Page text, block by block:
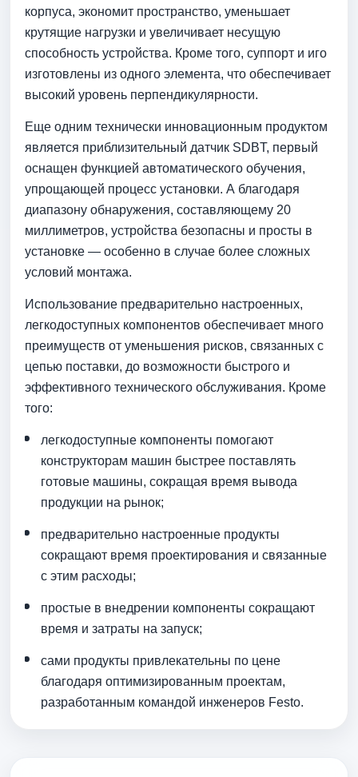
корпуса, экономит пространство, уменьшает
крутящие нагрузки и увеличивает несущую
способность устройства. Кроме того, суппорт и иго
изготовлены из одного элемента, что обеспечивает
высокий уровень перпендикулярности.
Еще одним технически инновационным продуктом
является приблизительный датчик SDBT, первый
оснащен функцией автоматического обучения,
упрощающей процесс установки. А благодаря
диапазону обнаружения, составляющему 20
миллиметров, устройства безопасны и просты в
установке — особенно в случае более сложных
условий монтажа.
Использование предварительно настроенных,
легкодоступных компонентов обеспечивает много
преимуществ от уменьшения рисков, связанных с
цепью поставки, до возможности быстрого и
эффективного технического обслуживания. Кроме
того:
легкодоступные компоненты помогают
конструкторам машин быстрее поставлять
готовые машины, сокращая время вывода
продукции на рынок;
предварительно настроенные продукты
сокращают время проектирования и связанные
с этим расходы;
простые в внедрении компоненты сокращают
время и затраты на запуск;
сами продукты привлекательны по цене
благодаря оптимизированным проектам,
разработанным командой инженеров Festo.